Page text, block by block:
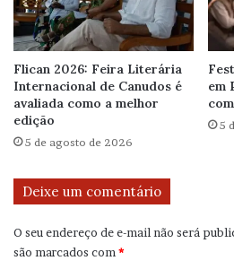
Flican 2026: Feira Literária
Internacional de Canudos é
avaliada como a melhor
edição
5 de agosto de 2026
em
5
Deixe um comentário
O seu endereço de e-mail não será
são marcados com *